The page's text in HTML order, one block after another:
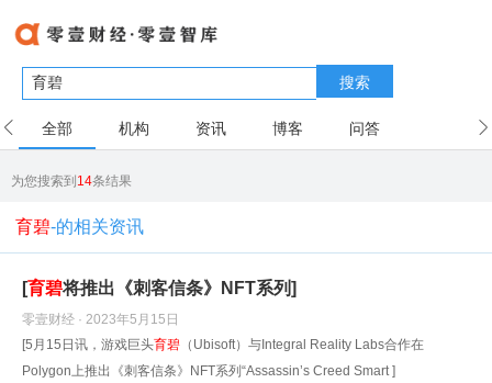
搜索
全部 机构 资讯 博客 问答
为您搜索到14条结果
育碧-的相关资讯
[育碧将推出《刺客信条》NFT系列]
零壹财经 · 2023年5月15日
[5月15日讯，游戏巨头育碧 （Ubisoft）与Integral Reality Labs合作在
Polygon上推出《刺客信条》NFT系列“Assassin’s Creed Smart ]